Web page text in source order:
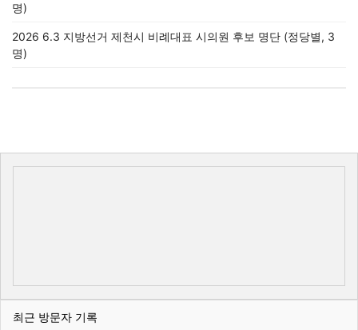
명)
2026 6.3 지방선거 제천시 비례대표 시의원 후보 명단 (정당별, 3
명)
최근 방문자 기록